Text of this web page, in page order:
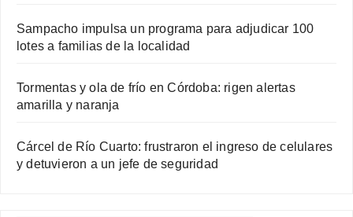
Sampacho impulsa un programa para adjudicar 100
lotes a familias de la localidad
Tormentas y ola de frío en Córdoba: rigen alertas
amarilla y naranja
Cárcel de Río Cuarto: frustraron el ingreso de celulares
y detuvieron a un jefe de seguridad